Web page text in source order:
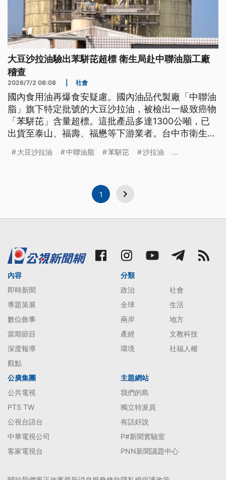
大豆沙拉油驗出苯駢芘超標 衛生局赴中聯油脂工廠
稽查
2026/7/2 08:08 社會
國內食用油再爆食安疑慮。國內油品代製廠「中聯油
脂」旗下特定批號的大豆沙拉油，被檢出一級致癌物
「苯駢芘」含量超標。這批產品多達1300公噸，已
出貨至泰山、福壽、福懋等下游業者。台中市衛生局
也要求業者即刻下架回收。另外，衛福部長表示，這
大豆沙拉油 中聯油脂 苯駢芘 沙拉油 ...
1
內容
即時新聞
專題策展
數位敘事
當期節目
深度報導
觀點
分類
政治
社會
全球
生活
兩岸
地方
產經
文教科技
環境
社福人權
公廣集團
公共電視
PTS TW
公視台語台
中華電視公司
客家電視台
主題網站
我們的島
獨立特派員
有話好說
P#新聞實驗室
PNN新聞議題中心